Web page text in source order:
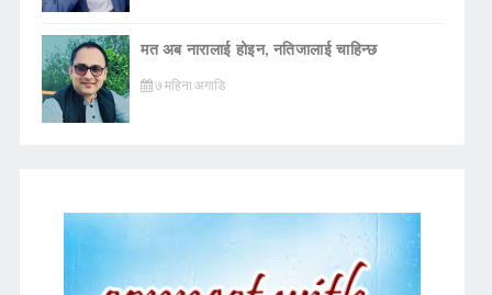
मत अब नारालाई होइन, नतिजालाई चाहिन्छ
७ महिना अगाडि